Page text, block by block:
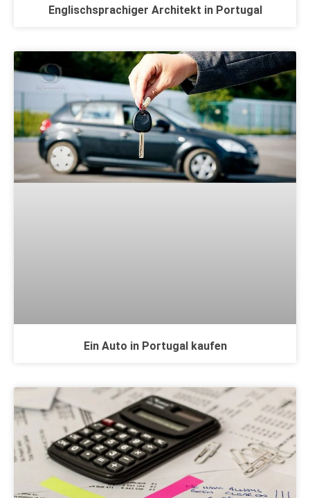
Englischsprachiger Architekt in Portugal
Ein Auto in Portugal kaufen